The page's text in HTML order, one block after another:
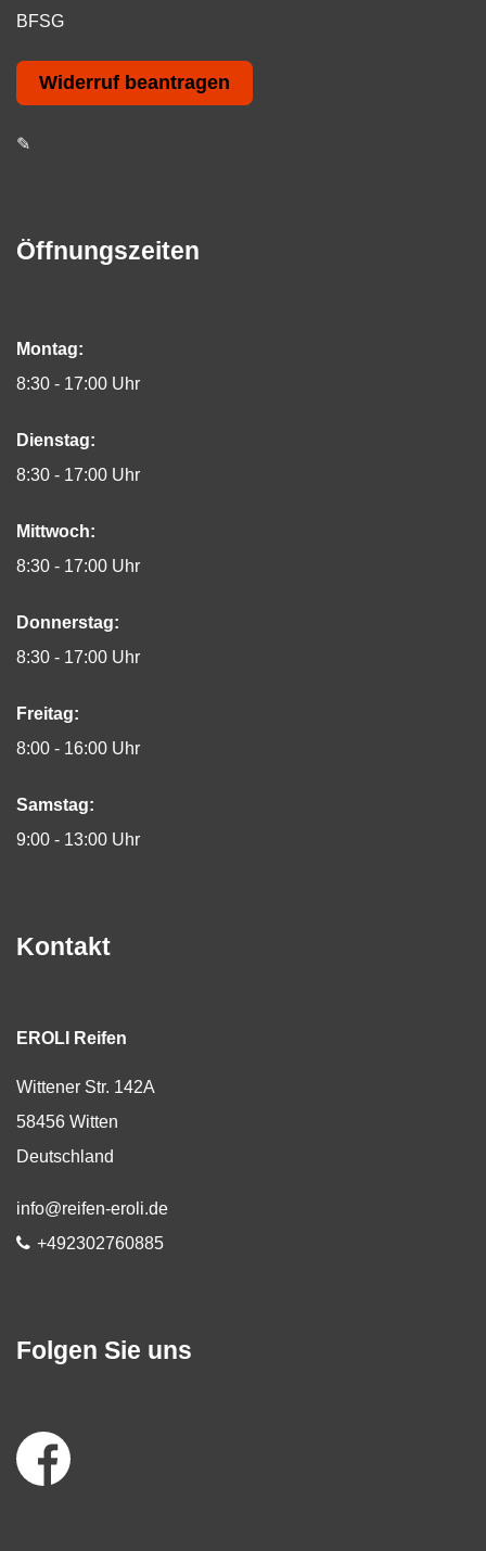
BFSG
Widerruf beantragen
✎
Öffnungszeiten
Montag:
8:30 - 17:00 Uhr
Dienstag:
8:30 - 17:00 Uhr
Mittwoch:
8:30 - 17:00 Uhr
Donnerstag:
8:30 - 17:00 Uhr
Freitag:
8:00 - 16:00 Uhr
Samstag:
9:00 - 13:00 Uhr
Kontakt
EROLI Reifen
Wittener Str. 142A
58456 Witten
Deutschland
E-Mail:
info@reifen-eroli.de
Telefon:
+492302760885
Folgen Sie uns
Social
Media